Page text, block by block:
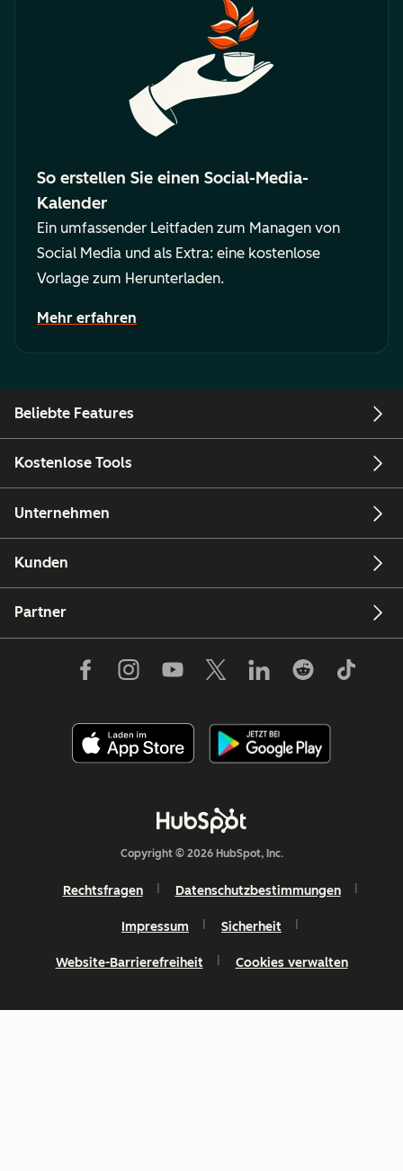
So erstellen Sie einen Social-Media-
Kalender
Ein umfassender Leitfaden zum Managen von
Social Media und als Extra: eine kostenlose
Vorlage zum Herunterladen.
Mehr erfahren
Beliebte Features
Kostenlose Tools
Unternehmen
Kunden
Partner
Copyright © 2026 HubSpot, Inc.
Rechtsfragen Datenschutzbestimmungen
Impressum Sicherheit
Website-Barrierefreiheit Cookies verwalten